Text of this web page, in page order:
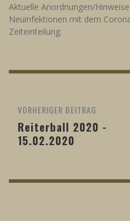
Aktuelle Anordnungen/
Neuinfektionen mit dem
Zeiteinteilung.
VORHERIGER BEITRAG
Reiterball 2020 -
15.02.2020